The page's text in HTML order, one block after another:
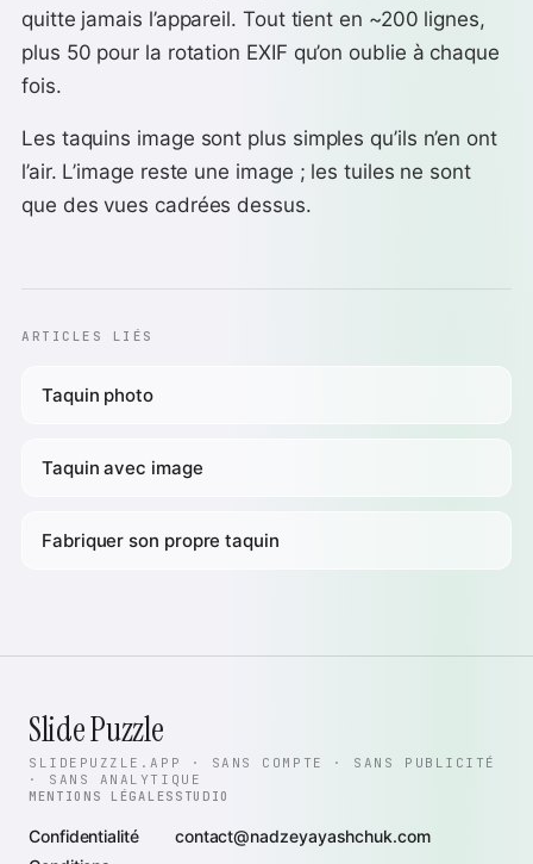
quitte jamais l’appareil. Tout tient en ~200 lignes,
plus 50 pour la rotation EXIF qu’on oublie à chaque
fois.
Les taquins image sont plus simples qu’ils n’en ont
l’air. L’image reste une image ; les tuiles ne sont
que des vues cadrées dessus.
ARTICLES LIÉS
Taquin photo
Taquin avec image
Fabriquer son propre taquin
Slide Puzzle
SLIDEPUZZLE.APP · SANS COMPTE · SANS PUBLICITÉ
· SANS ANALYTIQUE
MENTIONS LÉGALES
Confidentialité
STUDIO
contact@nadzeyayashchuk.com